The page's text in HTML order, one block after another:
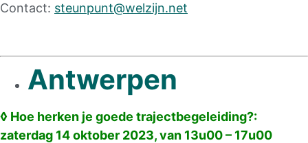
Contact: steunpunt@welzijn.net
Antwerpen
◊ Hoe herken je goede trajectbegeleiding?:
zaterdag 14 oktober 2023, van 13u00 – 17u00